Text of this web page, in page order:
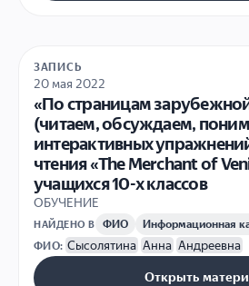
ЗАПИСЬ
20 мая 2022
«По страницам
(читаем, обсуждаем,
интерактивных
чтения «The Merchant of
учащихся 10-х классов
ОБУЧЕНИЕ
НАЙДЕНО В ФИО
Информационная
ФИО: Сысолятина Анна Андреевна
Открыть